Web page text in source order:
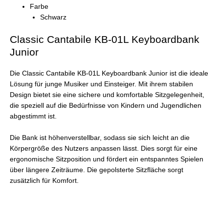
Farbe
Schwarz
Classic Cantabile KB-01L Keyboardbank
Junior
Die Classic Cantabile KB-01L Keyboardbank Junior ist die ideale
Lösung für junge Musiker und Einsteiger. Mit ihrem stabilen
Design bietet sie eine sichere und komfortable Sitzgelegenheit,
die speziell auf die Bedürfnisse von Kindern und Jugendlichen
abgestimmt ist.
Die Bank ist höhenverstellbar, sodass sie sich leicht an die
Körpergröße des Nutzers anpassen lässt. Dies sorgt für eine
ergonomische Sitzposition und fördert ein entspanntes Spielen
über längere Zeiträume. Die gepolsterte Sitzfläche sorgt
zusätzlich für Komfort.